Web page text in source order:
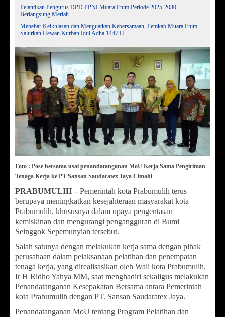
Pelantikan Pengurus DPD PPNI Muara Enim Periode 2025-2030
Berlangsung Meriah
Menebar Keikhlasan dan Menguatkan Kebersamaan, Pemkab Muara Enim
Salurkan Hewan Kurban Idul Adha 1447 H
Foto : Pose bersama usai penandatanganan MoU Kerja Sama Pengiriman
Tenaga Kerja ke PT Sansan Saudaratex Jaya Cimahi
PRABUMULIH – Pemerintah kota Prabumulih terus
berupaya meningkatkan kesejahteraan masyarakat kota
Prabumulih, khususnya dalam upaya pengentasan
kemiskinan dan mengurangi pengangguran di Bumi
Seinggok Sepemunyian tersebut.
Salah satunya dengan melakukan kerja sama dengan pihak
perusahaan dalam pelaksanaan pelatihan dan penempatan
tenaga kerja, yang direalisasikan oleh Wali kota Prabumulih,
Ir H Ridho Yahya MM, saat menghadiri sekaligus melakukan
Penandatanganan Kesepakatan Bersama antara Pemerintah
kota Prabumulih dengan PT. Sansan Saudaratex Jaya.
Penandatanganan MoU tentang Program Pelatihan dan